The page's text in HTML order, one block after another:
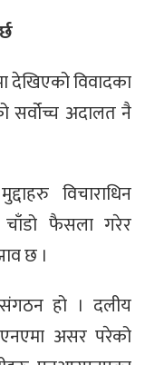
विवादका
सर्वोच्च अदालत नै
विचाराधिन
चाँडो फैसला गरेर
छ ।
हो । दलीय
असर परेको